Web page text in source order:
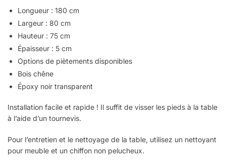
Longueur : 180 cm
Largeur : 80 cm
Hauteur : 75 cm
Épaisseur : 5 cm
Options de piètements disponibles
Bois chêne
Époxy noir transparent
Installation facile et rapide ! Il suffit de visser les pieds à la table
à l’aide d’un tournevis.
Pour l’entretien et le nettoyage de la table, utilisez un nettoyant
pour meuble et un chiffon non pelucheux.